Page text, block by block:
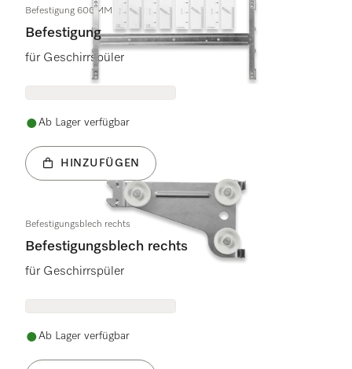
Befestigung 600MM
Befestigung
für Geschirrspüler
Ab Lager verfügbar
HINZUFÜGEN
Befestigungsblech rechts
Befestigungsblech rechts
für Geschirrspüler
Ab Lager verfügbar